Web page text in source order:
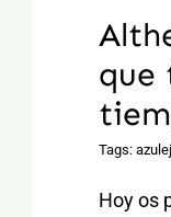
que
Tags:
Hoy os